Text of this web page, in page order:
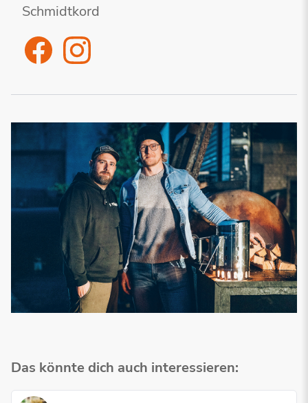
Schmidtkord
Das könnte dich auch interessieren: